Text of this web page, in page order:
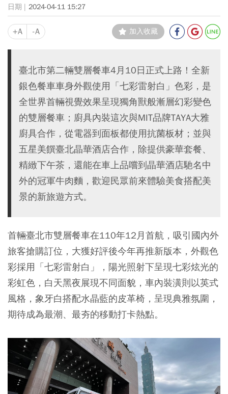
2024-04-11 15:27
+A -A 加入收藏
臺北市第二輛雙層餐車4月10日正式上路！全新
銀色餐車車身外觀使用「七彩雷射白」色彩，是
全世界首輛視覺效果呈現獨角獸般漸層幻彩變色
的雙層餐車；廚具內裝這次與MIT品牌TAYA大雅
廚具合作，從電器到面板都使用抗菌板材；並與
五星美饌臺北晶華酒店合作，除提供豪華套餐、
精緻下午茶，還能在車上品嚐到晶華酒店馳名中
外的冠軍牛肉麵，歡迎民眾前來體驗美食搭配美
景的新旅遊方式。
首輛臺北市雙層餐車在110年12月首航，吸引國內外
旅客搶購訂位，大獲好評後今年再推新版本，外觀色
彩採用「七彩雷射白」，陽光照射下呈現七彩炫光的
彩虹色，白天黑夜展現不同面貌，車內裝潢則以英式
風格，象牙白搭配水晶藍的皮革椅，呈現典雅氛圍，
期待成為最潮、最夯的移動打卡熱點。